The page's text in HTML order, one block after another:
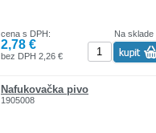
Na sklade
cena s DPH:
2,78 €
bez DPH 2,26 €
Nafukovačka pivo
1905008